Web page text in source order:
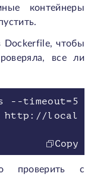
контейнеры
Dockerfile, чтобы
все ли
--timeout=5
http://local
Copy
проверить с